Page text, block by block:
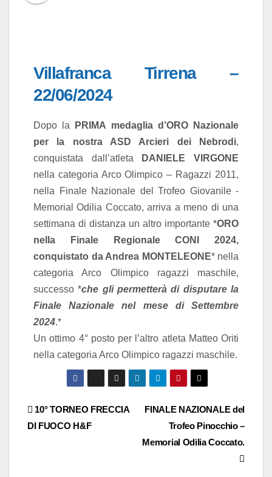
Villafranca Tirrena –
22/06/2024
Dopo la
PRIMA medaglia d’ORO Nazionale
per la nostra ASD Arcieri dei Nebrodi,
conquistata dall’atleta
DANIELE VIRGONE
nella categoria Arco Olimpico – Ragazzi 2011,
nella Finale Nazionale del Trofeo Giovanile -
Memorial Odilia Coccato, arriva a meno di una
settimana di distanza un altro importante *ORO
nella Finale Regionale CONI 2024,
conquistato da Andrea MONTELEONE* nella
categoria Arco Olimpico ragazzi maschile,
successo *che gli permetterà di disputare la
Finale Nazionale nel mese di Settembre
2024.*
Un ottimo 4° posto per l’altro atleta Matteo Oriti
nella categoria Arco Olimpico ragazzi maschile.
FINALE NAZIONALE del
Trofeo Pinocchio –
Memorial Odilia Coccato.
10° TORNEO FRECCIA
DI FUOCO H&F